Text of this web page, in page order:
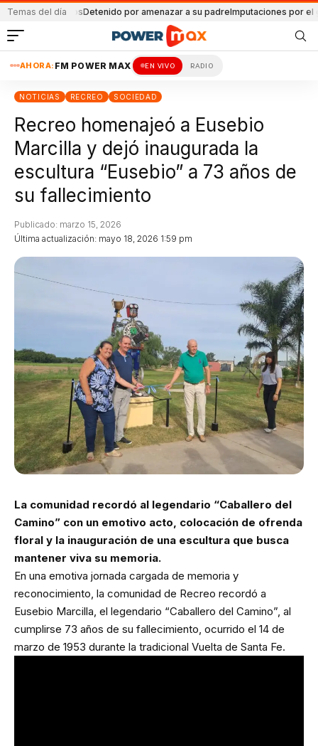
Temas del díaDetenido por amenazar a su padreImputaciones por el geriátrico
AHORA: FM POWER MAX EN VIVO RADIO
NOTICIAS RECREO SOCIEDAD
Recreo homenajeó a Eusebio
Marcilla y dejó inaugurada la
escultura “Eusebio” a 73 años de
su fallecimiento
Última actualización: mayo 18, 2026 1:59 pm
Publicado: marzo 15, 2026
La comunidad recordó al legendario “Caballero del
Camino” con un emotivo acto, colocación de ofrenda
floral y la inauguración de una escultura que busca
mantener viva su memoria.
En una emotiva jornada cargada de memoria y
reconocimiento, la comunidad de Recreo recordó a
Eusebio Marcilla, el legendario “Caballero del Camino”, al
cumplirse 73 años de su fallecimiento, ocurrido el 14 de
marzo de 1953 durante la tradicional Vuelta de Santa Fe.